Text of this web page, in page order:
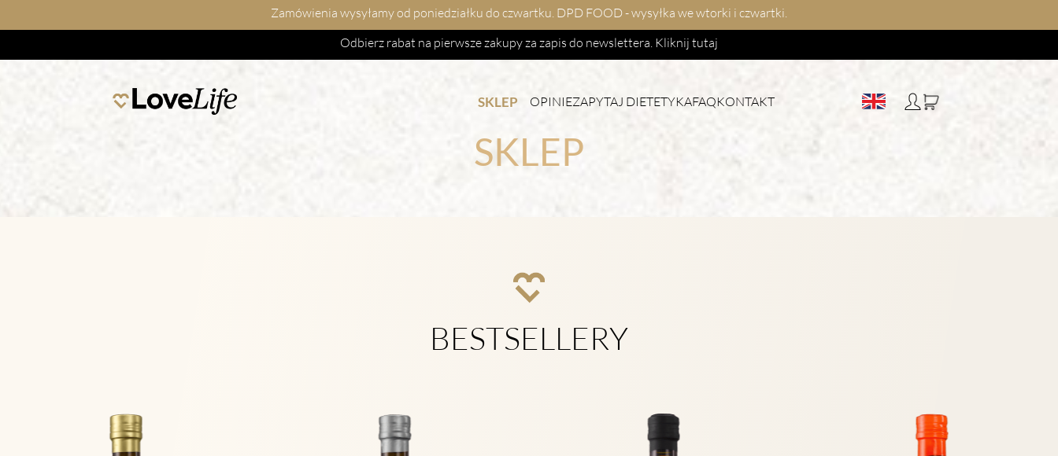
Zamówienia wysyłamy od poniedziałku do czwartku. DPD FOOD - wysyłka we wtorki i czwartki.
Odbierz rabat na pierwsze zakupy za zapis do newslettera. Kliknij tutaj
SKLEP OPINIEZAPYTAJ DIETETYKAFAQKONTAKT
SKLEP
BESTSELLERY